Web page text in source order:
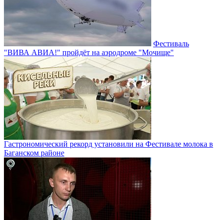
Фестиваль
"ВИВА АВИА!" пройдёт на аэродроме "Мочище"
Гастрономический рекорд установили на Фестивале молока в
Баганском районе